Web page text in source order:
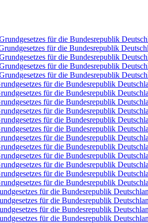
für die Bundesrepublik
für die Bundesrepublik
für die Bundesrepublik
für die Bundesrepublik
für die Bundesrepublik
für die Bundesrepublik
für die Bundesrepublik
für die Bundesrepublik
für die Bundesrepublik
für die Bundesrepublik
für die Bundesrepublik
für die Bundesrepublik
für die Bundesrepublik
für die Bundesrepublik
für die Bundesrepublik
für die Bundesrepublik
für die Bundesrepublik
für die Bundesrepublik
für die Bundesrepublik
für die Bundesrepublik
für die Bundesrepublik